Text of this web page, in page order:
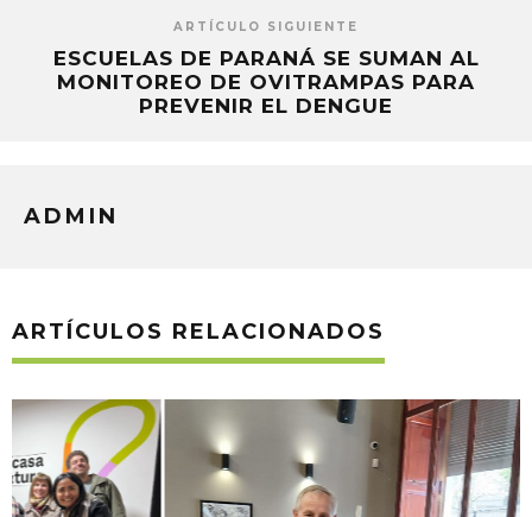
ARTÍCULO SIGUIENTE
ESCUELAS DE PARANÁ SE SUMAN AL
MONITOREO DE OVITRAMPAS PARA
PREVENIR EL DENGUE
ADMIN
ARTÍCULOS RELACIONADOS